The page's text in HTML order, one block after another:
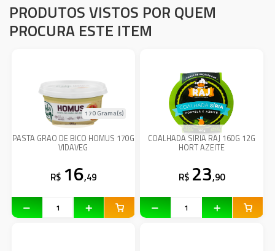
PRODUTOS VISTOS POR QUEM
PROCURA ESTE ITEM
PASTA GRAO DE BICO HOMUS 170G
VIDAVEG
170 Grama(s)
R$ 16,49
COALHADA SIRIA RAJ 160G 12G
HORT AZEITE
R$ 23,90